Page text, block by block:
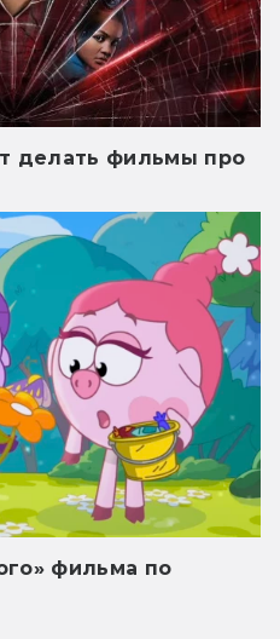
делать фильмы про
фильма по